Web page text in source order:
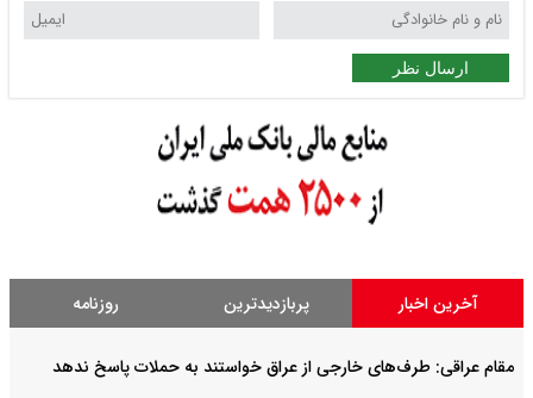
ارسال نظر
آخرین اخبار پربازدیدترین روزنامه
مقام عراقی: طرف‌های خارجی از عراق خواستند به حملات پاسخ ندهد